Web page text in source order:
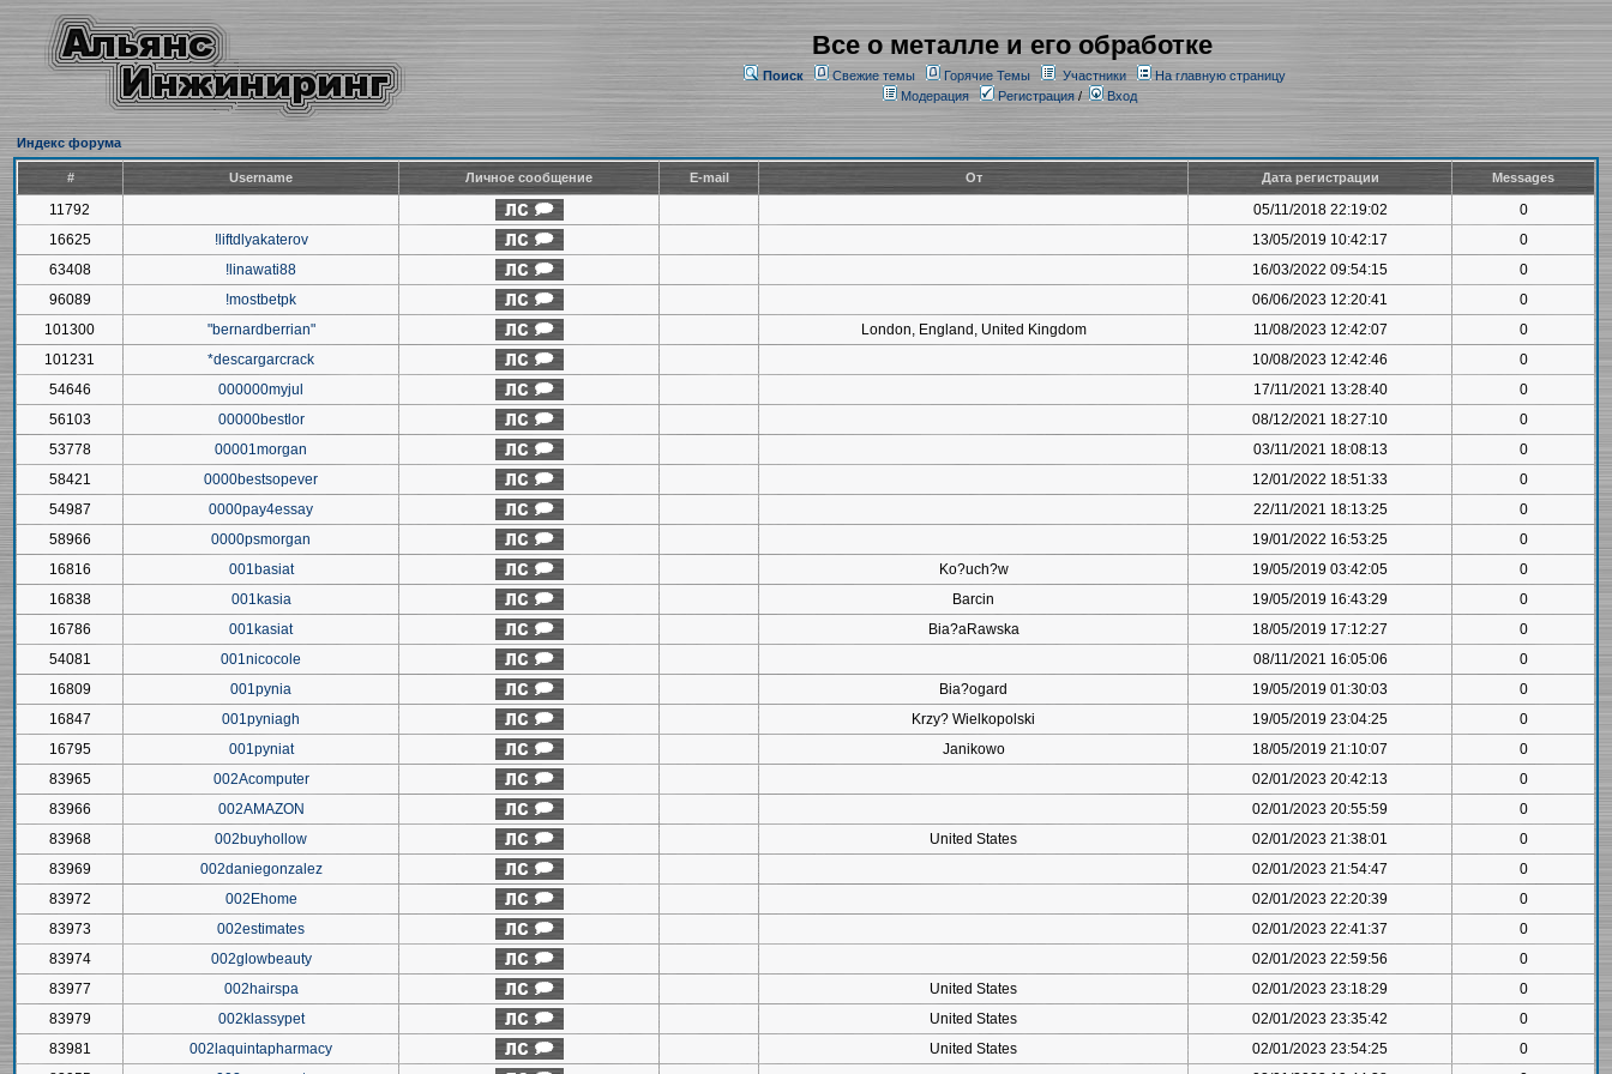
Все о металле и его обработке
Поиск Свежие темы Горячие Темы Участники
На главную страницу
Модерация
Регистрация/ Вход
Индекс форума
# Username Личное сообщение E-mail От Дата регистрации Messages
11792 05/11/2018 22:19:02
0
16625
!liftdlyakaterov 13/05/2019 10:42:17
0
63408
!linawati88 16/03/2022 09:54:15
0
96089
!mostbetpk 06/06/2023 12:20:41
0
101300
"bernardberrian" London, England, United Kingdom 11/08/2023 12:42:07
0
101231
*descargarcrack 10/08/2023 12:42:46
0
54646
000000myjul 17/11/2021 13:28:40
0
56103
00000bestlor 08/12/2021 18:27:10
0
53778
00001morgan 03/11/2021 18:08:13
0
58421
0000bestsopever 12/01/2022 18:51:33
0
54987
0000pay4essay 22/11/2021 18:13:25
0
58966
0000psmorgan 19/01/2022 16:53:25
0
16816
001basiat Ko?uch?w 19/05/2019 03:42:05
0
16838
001kasia Barcin 19/05/2019 16:43:29
0
16786
001kasiat Bia?aRawska 18/05/2019 17:12:27
0
54081
001nicocole 08/11/2021 16:05:06
0
16809
001pynia Bia?ogard 19/05/2019 01:30:03
0
16847
001pyniagh Krzy? Wielkopolski 19/05/2019 23:04:25
0
16795
001pyniat Janikowo 18/05/2019 21:10:07
0
83965
002Acomputer 02/01/2023 20:42:13
0
83966
002AMAZON 02/01/2023 20:55:59
0
83968
002buyhollow United States 02/01/2023 21:38:01
0
83969
002daniegonzalez 02/01/2023 21:54:47
0
83972
002Ehome 02/01/2023 22:20:39
0
83973
002estimates 02/01/2023 22:41:37
0
83974
002glowbeauty 02/01/2023 22:59:56
0
83977
002hairspa United States 02/01/2023 23:18:29
0
83979
002klassypet United States 02/01/2023 23:35:42
0
83981
002laquintapharmacy United States 02/01/2023 23:54:25
0